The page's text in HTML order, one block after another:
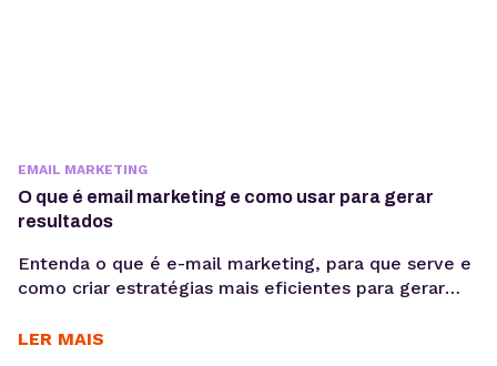
EMAIL MARKETING
O que é email marketing e como usar para gerar
resultados
Entenda o que é e-mail marketing, para que serve e
como criar estratégias mais eficientes para gerar
exclusivamente de mídia paga ou algoritmos. Se a
LER MAIS